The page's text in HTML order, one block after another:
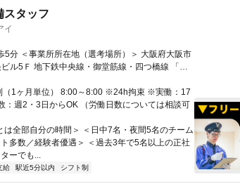
スタッフ
イ
四つ橋線 「本
（1ヶ月単位） 8:00～8:00 ※24h拘束 ※実働：17
：週2・3日からOK （労働日数については相談可
全部自分の時間＞ ＜日中7名・夜間5名のチーム
多数／経験者優遇＞ ＜過去3年で5名以上の正社
ーでも...
給 駅近5分以内 シフト制